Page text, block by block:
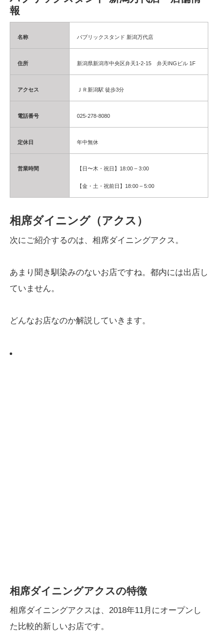
報
名称 パブリックスタンド 新潟万代店
住所 新潟県新潟市中央区弁天1-2-15 弁天INGビル 1F
アクセス ＪＲ新潟駅 徒歩3分
電話番号 025-278-8080
定休日 年中無休
営業時間 【日〜木・祝日】18:00 – 3:00
【金・土・祝前日】18:00 – 5:00
相席ダイニング（アクス）
次にご紹介するのは、相席ダイニングアクス。
あまり聞き馴染みのないお店ですね。都内には出店し
ていません。
どんなお店なのか解説していきます。
相席ダイニングアクスの特徴
相席ダイニングアクスは、2018年11月にオープンし
た比較的新しいお店です。